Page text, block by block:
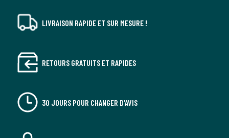
LIVRAISON RAPIDE ET SUR MESURE !
RETOURS GRATUITS ET RAPIDES
30 JOURS POUR CHANGER D'AVIS